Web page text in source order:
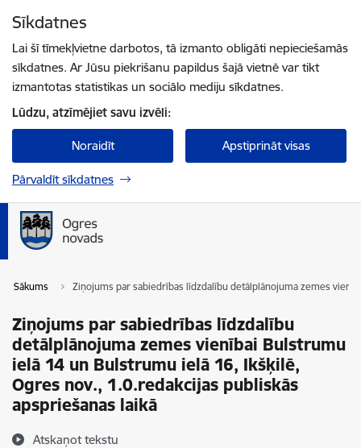
Sīkdatnes
Lai šī tīmekļvietne darbotos, tā izmanto obligāti nepieciešamās
sīkdatnes. Ar Jūsu piekrišanu papildus šajā vietnē var tikt
izmantotas statistikas un sociālo mediju sīkdatnes.
Lūdzu, atzīmējiet savu izvēli:
Noraidīt Apstiprināt visas
Pārvaldīt sīkdatnes
Sākums Ziņojums par sabiedrības līdzdalību detālplānojuma zemes
Ziņojums par sabiedrības līdzdalību
detālplānojuma zemes vienībai Bulstrumu
ielā 14 un Bulstrumu ielā 16, Ikšķilē,
Ogres nov., 1.0.redakcijas publiskās
apspriešanas laikā
Atskaņot tekstu